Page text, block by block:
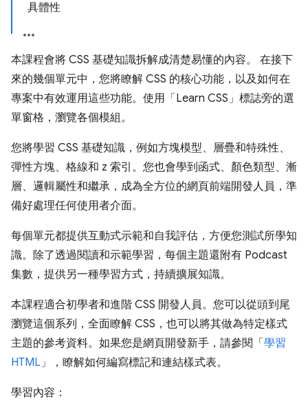
具體性
本課程會將 CSS 基礎知識拆解成清楚易懂的內容。 在接下
來的幾個單元中，您將瞭解 CSS 的核心功能，以及如何在
專案中有效運用這些功能。使用「Learn CSS」標誌旁的選
單窗格，瀏覽各個模組。
您將學習 CSS 基礎知識，例如方塊模型、層疊和特殊性、
彈性方塊、格線和 z 索引。您也會學到函式、顏色類型、漸
層、邏輯屬性和繼承，成為全方位的網頁前端開發人員，準
備好處理任何使用者介面。
每個單元都提供互動式示範和自我評估，方便您測試所學知
識。除了透過閱讀和示範學習，每個主題還附有 Podcast
集數，提供另一種學習方式，持續擴展知識。
本課程適合初學者和進階 CSS 開發人員。您可以從頭到尾
瀏覽這個系列，全面瞭解 CSS，也可以將其做為特定樣式
主題的參考資料。如果您是網頁開發新手，請參閱「 學習
HTML」，瞭解如何編寫標記和連結樣式表。
學習內容：